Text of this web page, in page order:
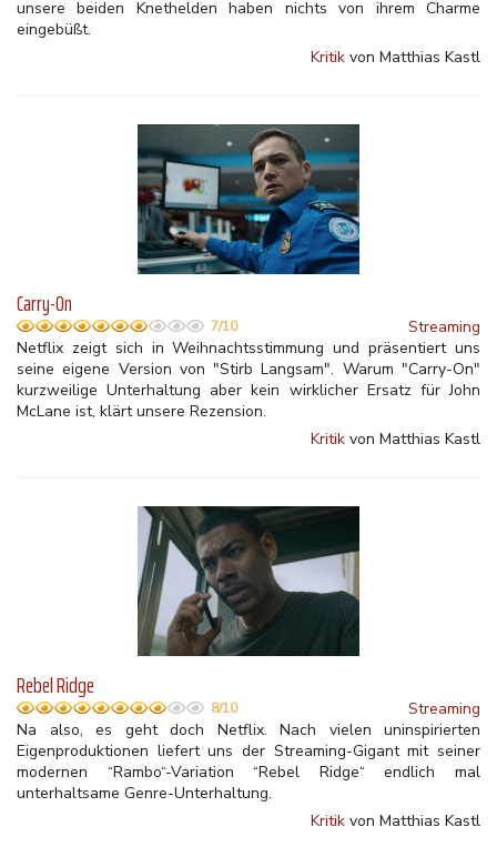
unsere beiden Knethelden haben nichts von ihrem Charme
eingebüßt.
Kritik von Matthias Kastl
Carry-On
7/10
Streaming
Netflix zeigt sich in Weihnachtsstimmung und präsentiert uns
seine eigene Version von "Stirb Langsam". Warum "Carry-On"
kurzweilige Unterhaltung aber kein wirklicher Ersatz für John
McLane ist, klärt unsere Rezension.
Kritik von Matthias Kastl
Rebel Ridge
8/10
Streaming
Na also, es geht doch Netflix. Nach vielen uninspirierten
Eigenproduktionen liefert uns der Streaming-Gigant mit seiner
modernen “Rambo“-Variation “Rebel Ridge“ endlich mal
unterhaltsame Genre-Unterhaltung.
Kritik von Matthias Kastl